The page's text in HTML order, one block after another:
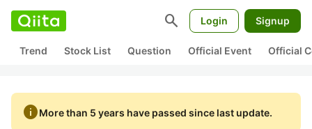
search Login Signup
Trend Stock List Question Official Event Official
infoMore than 5 years have passed since last update.